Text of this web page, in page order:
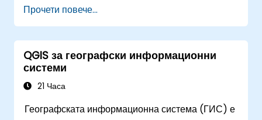
Манипулират и анализират векторни данни
с библиотеките Geopandas, Arcpy и
PyQGIS.
Автоматизират геопространствени процеси
и работни потоци с помощта на Python
скриптове в ArcGIS и QGIS.
за геообработка, базирани на Python, за
Прочети повече...
QGIS за географски информационни
системи
21 Часа
Географската информационна система (ГИС) е